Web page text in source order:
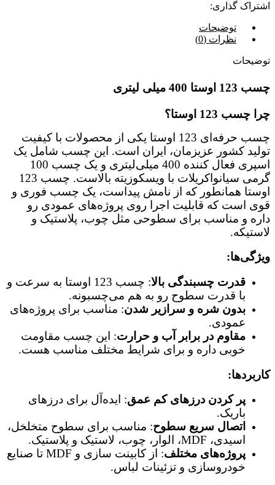
اشتراک گذاری:
توضیحات
نظرات (0)
توضیحات
چسب 123 اوستا 400 میلی لیتری
چرا چسب 123 اوستا؟
چسب حرفه‌ای 123 اوستا یکی از محصولات با کیفیت
تولید کشور عزیزمان، ایران است. این چسب شامل یک
اسپری فعال کننده 400 میلی‌لیتری و یک چسب 100
گرمی سیانواکریلات با ویسکوزیته بالاست. چسب 123
اوستا همانطور که از نامش پیداست، یک چسب فوری و
قوی است که قابلیت اجرا روی پروژه‌های عمودی رو
داره و مناسب برای سطوحی مثل چوب، پلاستیک و
لاستیکه.
ویژگی‌ها:
قدرت چسبندگی بالا
: چسب 123 اوستا به سرعت و
با قدرت سطوح رو به هم می‌چسبونه.
بدون شره و سرازیر شدن: مناسب برای پروژه‌های
عمودی.
مقاوم در برابر آب و حرارت: این چسب مقاومت
خوبی داره و برای شرایط مختلف مناسب هست.
کاربردها:
پر کردن درزهای کم عمق: ایده‌آل برای درزهای
باریک.
اتصال سریع سطوح: مناسب برای سطوح متخلخل،
اسیدی، MDF، الوار، چوب، لاستیک و پلاستیک.
پروژه‌های مختلف
: از کابینت سازی و MDF تا صنایع
خودروسازی و تزئینات لباس.